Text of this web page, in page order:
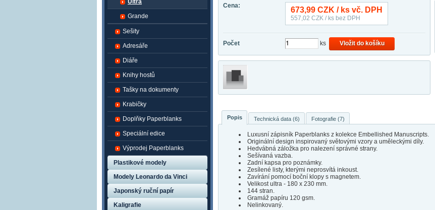
Cena:
673,99 CZK / ks vč. DPH
557,02 CZK / ks bez DPH
Počet ks Vložit do košíku
Popis Technická data (6) Fotografie (7)
Luxusní zápisník Paperblanks z kolekce Embellished Manuscripts.
Originální design inspirovaný světovými vzory a uměleckými díly.
Hedvábná záložka pro nalezení správné strany.
Sešívaná vazba.
Zadní kapsa pro poznámky.
Zesílené listy, kterými neprosvítá inkoust.
Zavírání pomocí boční klopy s magnetem.
Velikost ultra - 180 x 230 mm.
144 stran.
Gramáž papíru 120 gsm.
Nelinkovaný.
Ultra
Grande
Sešity
Adresáře
Diáře
Knihy hostů
Tašky na dokumenty
Krabičky
Doplňky Paperblanks
Speciální edice
Výprodej Paperblanks
Plastikové modely
Modely Leonardo da Vinci
Japonský ruční papír
Kaligrafie